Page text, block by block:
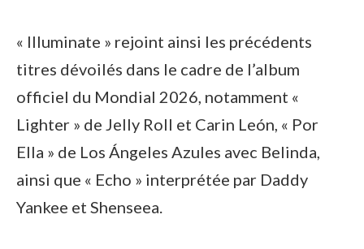
« Illuminate » rejoint ainsi les précédents
titres dévoilés dans le cadre de l’album
officiel du Mondial 2026, notamment «
Lighter » de Jelly Roll et Carin León, « Por
Ella » de Los Ángeles Azules avec Belinda,
ainsi que « Echo » interprétée par Daddy
Yankee et Shenseea.